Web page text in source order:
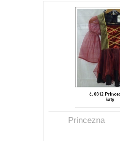
Princezna